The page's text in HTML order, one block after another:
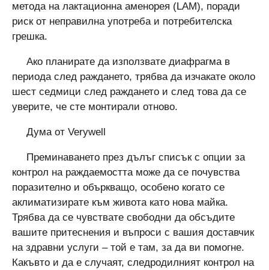
метода на лактационна аменорея (LAM), поради
риск от неправилна употреба и потребителска
грешка.
Ако планирате да използвате диафрагма в
периода след раждането, трябва да изчакате около
шест седмици след раждането и след това да се
уверите, че сте монтирали отново.
Дума от Verywell
Преминаването през дълъг списък с опции за
контрол на раждаемостта може да се почувства
поразително и объркващо, особено когато се
аклиматизирате към живота като нова майка.
Трябва да се чувствате свободни да обсъдите
вашите притеснения и въпроси с вашия доставчик
на здравни услуги – той е там, за да ви помогне.
Какъвто и да е случаят, следродилният контрол на